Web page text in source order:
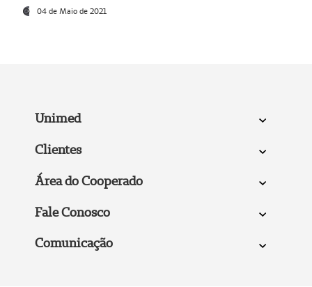
04 de Maio de 2021
Unimed
Clientes
Área do Cooperado
Fale Conosco
Comunicação